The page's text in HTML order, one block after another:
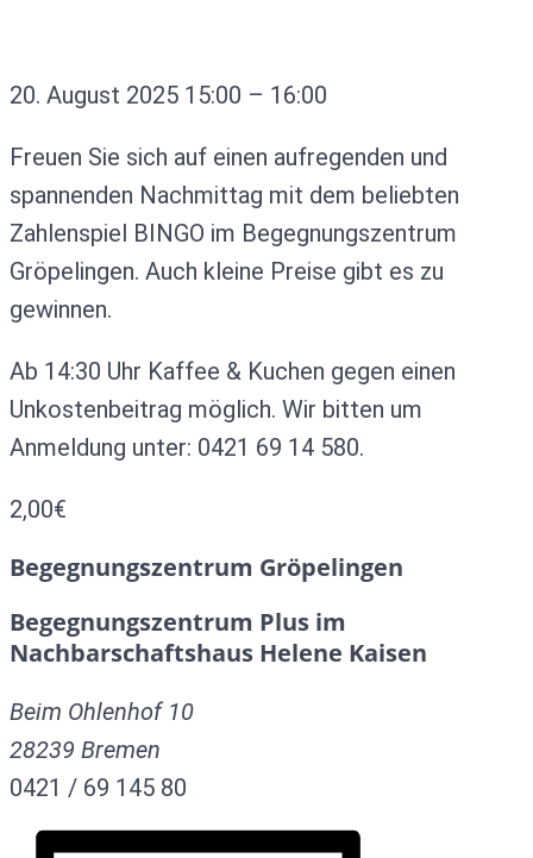
20. August 2025 15:00 – 16:00
Freuen Sie sich auf einen aufregenden und
spannenden Nachmittag mit dem beliebten
Zahlenspiel BINGO im Begegnungszentrum
Gröpelingen. Auch kleine Preise gibt es zu
gewinnen.
Ab 14:30 Uhr Kaffee & Kuchen gegen einen
Unkostenbeitrag möglich. Wir bitten um
Anmeldung unter: 0421 69 14 580.
2,00€
Begegnungszentrum Gröpelingen
Begegnungszentrum Plus im
Nachbarschaftshaus Helene Kaisen
Beim Ohlenhof 10
28239 Bremen
0421 / 69 145 80